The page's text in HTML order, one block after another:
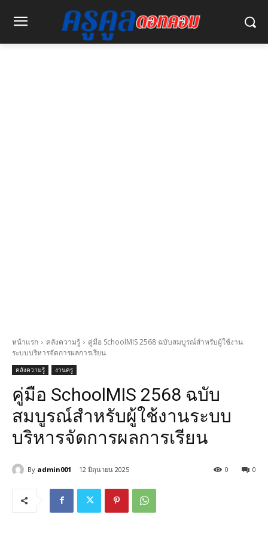
หน้าแรก คลังความรู้
คู่มือ SchoolMIS 2568 ฉบับสมบูรณ์สำหรับผู้ใช้งาน
ระบบบริหารจัดการผลการเรียน
คลังความรู้ งานครู
คู่มือ SchoolMIS 2568 ฉบับ
สมบูรณ์สำหรับผู้ใช้งานระบบ
บริหารจัดการผลการเรียน
By admin001 12 มิถุนายน 2025 0
0